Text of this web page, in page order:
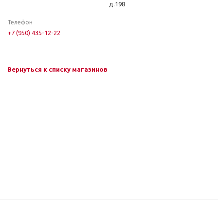
д.198
Телефон
+7 (950) 435-12-22
Вернуться к списку магазинов